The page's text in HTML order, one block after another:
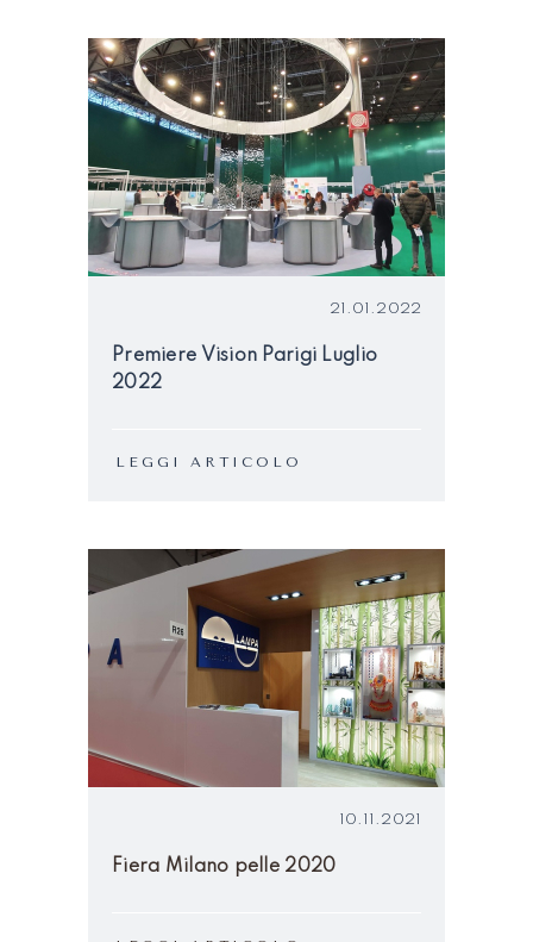
21.01.2022
Premiere Vision Parigi Luglio
2022
LEGGI ARTICOLO
10.11.2021
Fiera Milano pelle 2020